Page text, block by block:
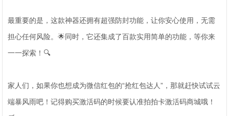
最重要的是，这款神器还拥有超强防封功能，让你安心使用，无需
担心任何风险。🌟同时，它还集成了百款实用简单的功能，等你来
一一探索！🔍
家人们，如果你也想成为微信红包的“抢红包达人”，那就赶快试试云
端暴风雨吧！记得购买激活码的时候要认准拍拍卡激活码商城哦！